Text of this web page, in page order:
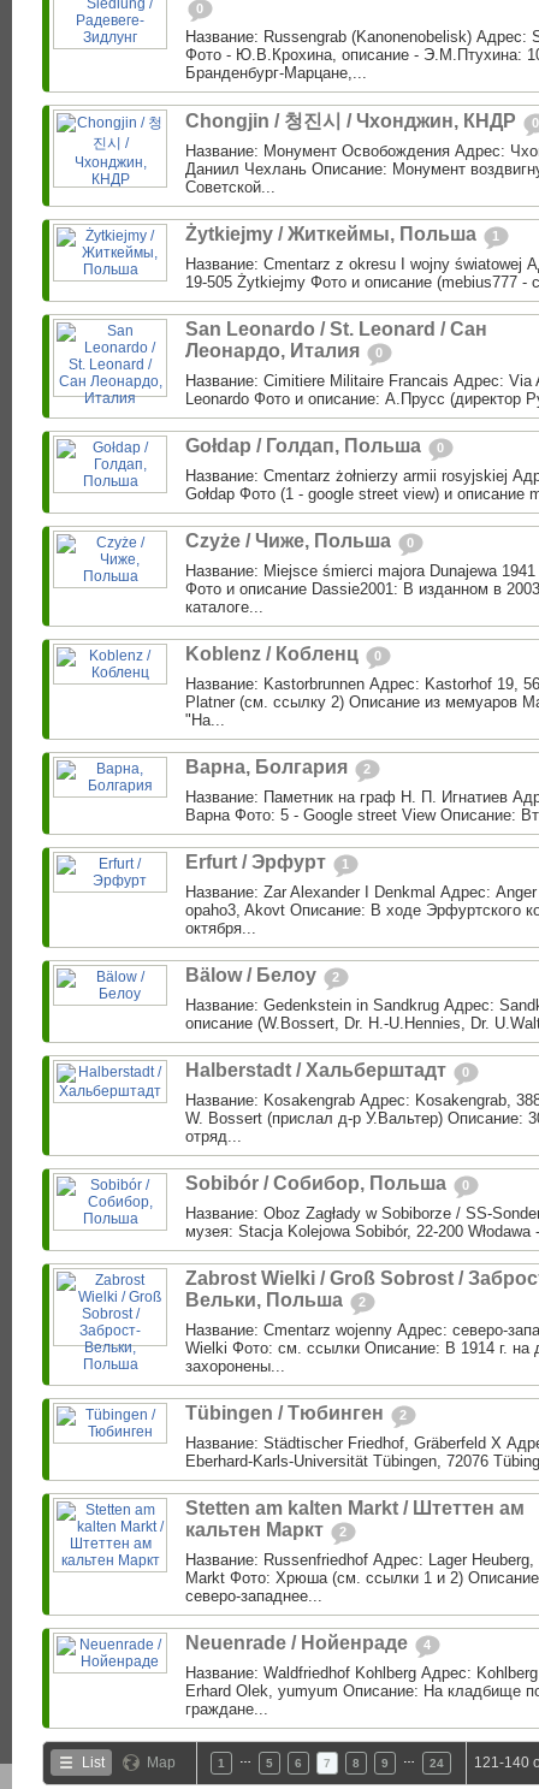
0
Название: Russengrab (Kanonenobelisk) Адрес:
Фото - Ю.В.Крохина, описание - Э.М.Птухина:
Бранденбург-Марцане,...
Chongjin / 청진시 / Чхонджин, КНДР 0
Название: Монумент Освобождения Адрес:
Даниил Чехлань Описание: Монумент
Советской...
Żytkiejmy / Житкеймы, Польша 1
Название: Cmentarz z okresu I wojny światowej
19-505 Żytkiejmy Фото и описание (mebius777 -
San Leonardo / St. Leonard / Сан
Леонардо, Италия
0
Название: Cimitiere Militaire Francais Адрес: Via
Leonardo Фото и описание: А.Прусс (директор
Gołdap / Голдап, Польша 0
Название: Cmentarz żołnierzy armii rosyjskiej
Gołdap Фото (1 - google street view) и описание
Czyże / Чиже, Польша 0
Название: Miejsce śmierci majora Dunajewa
Фото и описание Dassie2001: В изданном в
каталоге...
Koblenz / Кобленц 0
Название: Kastorbrunnen Адрес: Kastorhof 19,
Platner (см. ссылку 2) Описание из мемуаров
"На...
Варна, Болгария 2
Название: Паметник на граф Н. П. Игнатиев
Варна Фото: 5 - Google street View Описание:
Erfurt / Эрфурт 1
Название: Zar Alexander I Denkmal Адрес:
opaho3, Akovt Описание: В ходе Эрфуртского
октября...
Bälow / Белоу 2
Название: Gedenkstein in Sandkrug Адрес:
описание (W.Bossert, Dr. H.-U.Hennies, Dr.
Halberstadt / Хальберштадт 0
Название: Kosakengrab Адрес: Kosakengrab,
W. Bossert (прислал д-р У.Вальтер) Описание:
отряд...
Sobibór / Собибор, Польша 0
Название: Oboz Zagłady w Sobiborze / SS-
музея: Stacja Kolejowa Sobibór, 22-200
Zabrost Wielki / Groß Sobrost /
Вельки, Польша
2
Название: Cmentarz wojenny Адрес: северо-
Wielki Фото: см. ссылки Описание: В 1914 г.
захоронены...
Tübingen / Тюбинген 2
Название: Städtischer Friedhof, Gräberfeld X
Eberhard-Karls-Universität Tübingen, 72076
Stetten am kalten Markt / Штеттен ам
кальтен Маркт
2
Название: Russenfriedhof Адрес: Lager
Markt Фото: Хрюша (см. ссылки 1 и 2)
северо-западнее...
Neuenrade / Нойенраде 4
Название: Waldfriedhof Kohlberg Адрес:
Erhard Olek, yumyum Описание: На кладбище
граждане...
List Map 1 5 6 7 8 9 24 121-140